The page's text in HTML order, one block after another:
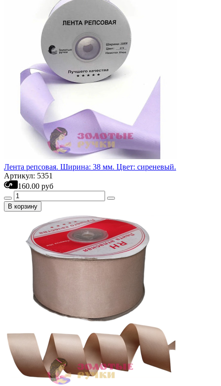
Лента репсовая. Ширина: 38 мм. Цвет: сиреневый.
Артикул: 5351
160.00 руб
В корзину